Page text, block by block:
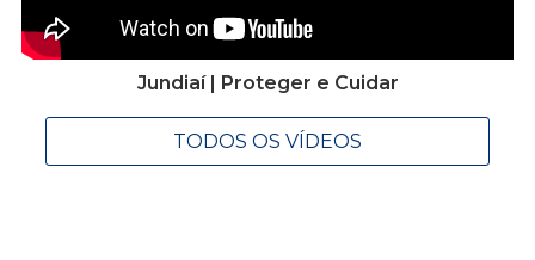
Jundiaí | Proteger e Cuidar
TODOS OS VÍDEOS